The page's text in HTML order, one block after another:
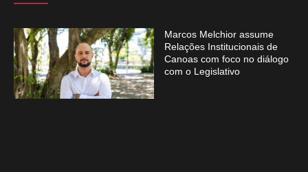
Marcos Melchior assume
Relações Institucionais de
Canoas com foco no diálogo
com o Legislativo